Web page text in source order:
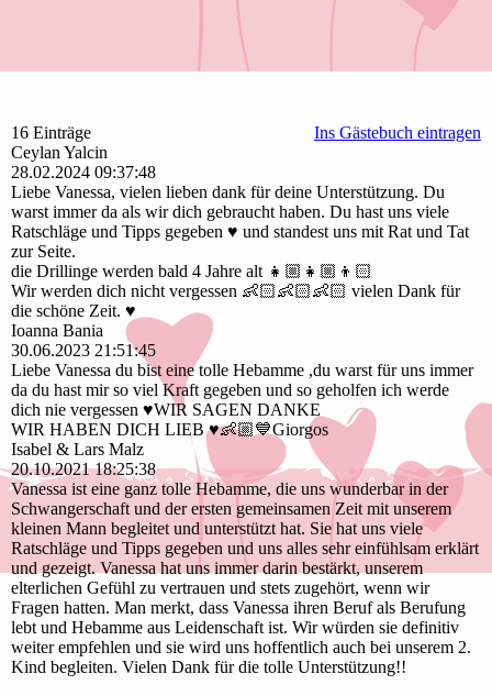
16 Einträge
Ins Gästebuch eintragen
Ceylan Yalcin
28.02.2024 09:37:48
Liebe Vanessa, vielen lieben dank für deine Unterstützung. Du
warst immer da als wir dich gebraucht haben. Du hast uns viele
Ratschläge und Tipps gegeben ♥️ und standest uns mit Rat und Tat
zur Seite.
die Drillinge werden bald 4 Jahre alt 👧🏼👧🏼👦🏻
Wir werden dich nicht vergessen 👶🏻👶🏻👶🏻 vielen Dank für
die schöne Zeit. ♥️
Ioanna Bania
30.06.2023 21:51:45
Liebe Vanessa du bist eine tolle Hebamme ,du warst für uns immer
da du hast mir so viel Kraft gegeben und so geholfen ich werde
dich nie vergessen ♥️WIR SAGEN DANKE
WIR HABEN DICH LIEB ♥️👶🏼💙Giorgos
Isabel & Lars Malz
20.10.2021 18:25:38
Vanessa ist eine ganz tolle Hebamme, die uns wunderbar in der
Schwangerschaft und der ersten gemeinsamen Zeit mit unserem
kleinen Mann begleitet und unterstützt hat. Sie hat uns viele
Ratschläge und Tipps gegeben und uns alles sehr einfühlsam erklärt
und gezeigt. Vanessa hat uns immer darin bestärkt, unserem
elterlichen Gefühl zu vertrauen und stets zugehört, wenn wir
Fragen hatten. Man merkt, dass Vanessa ihren Beruf als Berufung
lebt und Hebamme aus Leidenschaft ist. Wir würden sie definitiv
weiter empfehlen und sie wird uns hoffentlich auch bei unserem 2.
Kind begleiten. Vielen Dank für die tolle Unterstützung!!